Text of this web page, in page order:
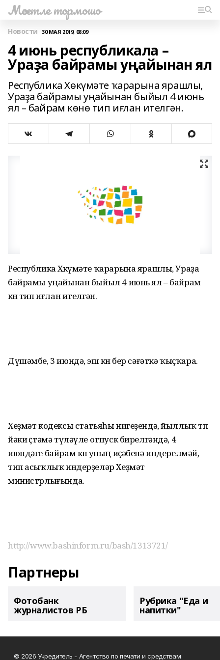
Мәсетле тормошо
Новости 30 МАЯ 2019, 08:09
4 июнь республикала –
Ураҙа байрамы уңайынан ял
Республика Хөкүмәте ҡарарына ярашлы,
Ураҙа байрамы уңайынан быйыл 4 июнь
ял – байрам көнө тип иғлан ителгән.
Республика Хөкүмәте ҡарарына ярашлы, Ураҙа
байрамы уңайынан быйыл 4 июнь ял – байрам
көнө тип иғлан ителгән.
Дүшәмбе, 3 июндә, эш көнө бер сәғәткә ҡыҫҡара.
Хеҙмәт кодексы статьяһы нигеҙендә, йыллыҡ төп
йәки өҫтәмә түләүле отпуск бирелгәндә, 4
июндәге байрам көнө уның иҫәбенә индерелмәй,
тип асыҡлыҡ индерҙеләр Хеҙмәт
министрлығында.
http://www.bashinform.ru/bash/1313721/
Партнеры
Фотобанк
журналистов РБ
Рубрика "Еда и
напитки"
© 2026 Учредитель - Агентство по печати и средствам